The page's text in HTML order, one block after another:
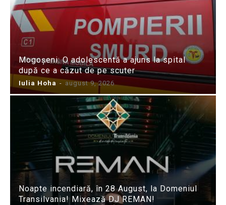
Mogoșeni: O adolescentă a ajuns la spital
după ce a căzut de pe scuter
Iulia Hoha - august 9, 2026
Noapte incendiară, în 28 August, la Domeniul
Transilvania! Mixează DJ REMAN!